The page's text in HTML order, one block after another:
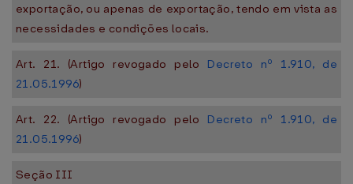
exportação, ou apenas de exportação, tendo em vista as
necessidades e condições locais.
Art. 21. (Artigo revogado pelo Decreto nº 1.910, de
21.05.1996)
Art. 22. (Artigo revogado pelo Decreto nº 1.910, de
21.05.1996)
Seção III